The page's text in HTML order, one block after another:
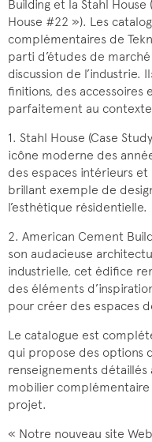
Building et la Stahl
House #22 »). Les
complémentaires de
parti d’études de
discussion de l’industrie.
finitions, des accessoires
parfaitement au
1. Stahl House (Case
icône moderne des
des espaces intérieurs
brillant exemple de
l’esthétique résidentielle.
2. American Cement
son audacieuse
industrielle, cet édifice
des éléments
pour créer des espaces
Le catalogue est
qui propose des options
renseignements détaillés
mobilier
projet.
« Notre nouveau site